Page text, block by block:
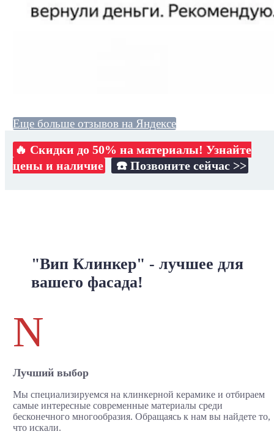
Еще больше отзывов на Яндексе
🔥 Скидки до 50% на материалы! Узнайте
цены и наличие
☎️ Позвоните сейчас >>
"Вип Клинкер" - лучшее для
вашего фасада!
N
Лучший выбор
Мы специализируемся на клинкерной керамике и отбираем
самые интересные современные материалы среди
бесконечного многообразия. Обращаясь к нам вы найдете то,
что искали.